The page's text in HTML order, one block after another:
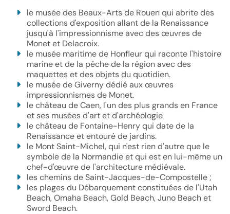
le musée des Beaux-Arts de Rouen qui abrite des
collections d'exposition allant de la Renaissance
jusqu'à l'impressionnisme avec des œuvres de
Monet et Delacroix.
le musée maritime de Honfleur qui raconte l'histoire
marine et de la pêche de la région avec des
maquettes et des objets du quotidien.
le musée de Giverny dédié aux œuvres
impressionnismes de Monet.
le château de Caen, l'un des plus grands en France
et ses musées d'art et d'archéologie
le château de Fontaine-Henry qui date de la
Renaissance et entouré de jardins.
le Mont Saint-Michel, qui n'est rien d'autre que le
symbole de la Normandie et qui est en lui-même un
chef-d'œuvre de l'architecture médiévale.
les chemins de Saint-Jacques-de-Compostelle ;
les plages du Débarquement constituées de l'Utah
Beach, Omaha Beach, Gold Beach, Juno Beach et
Sword Beach.